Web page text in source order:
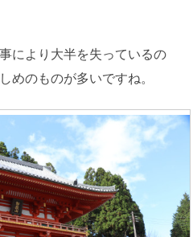
により大半を失っているの
めのものが多いですね。